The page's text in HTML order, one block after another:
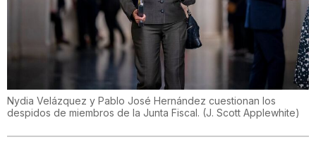
Nydia Velázquez y Pablo José Hernández cuestionan los
despidos de miembros de la Junta Fiscal. (J. Scott Applewhite)